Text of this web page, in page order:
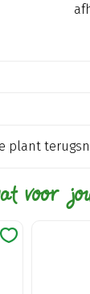
plant
voor